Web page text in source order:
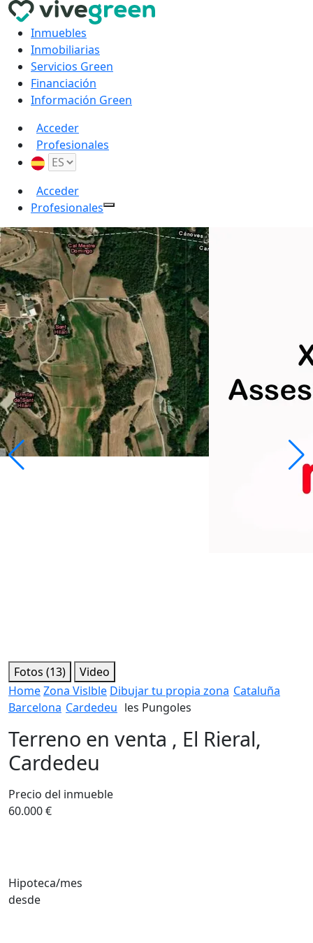
Inmuebles
Inmobiliarias
Servicios Green
Financiación
Información Green
Acceder
Profesionales
Acceder
Profesionales
Fotos (13)
Video
HomeZona Vislble Dibujar tu propia zona Cataluña
Barcelona Cardedeu les Pungoles
Terreno en venta , El Rieral,
Cardedeu
Precio del inmueble
60.000 €
Hipoteca/mes
desde